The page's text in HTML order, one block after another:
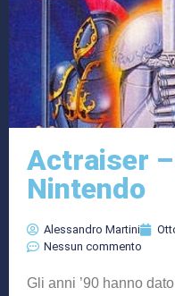
Actraiser
Nintendo
Alessandro Martini
Nessun commento
Gli anni ’90 hanno